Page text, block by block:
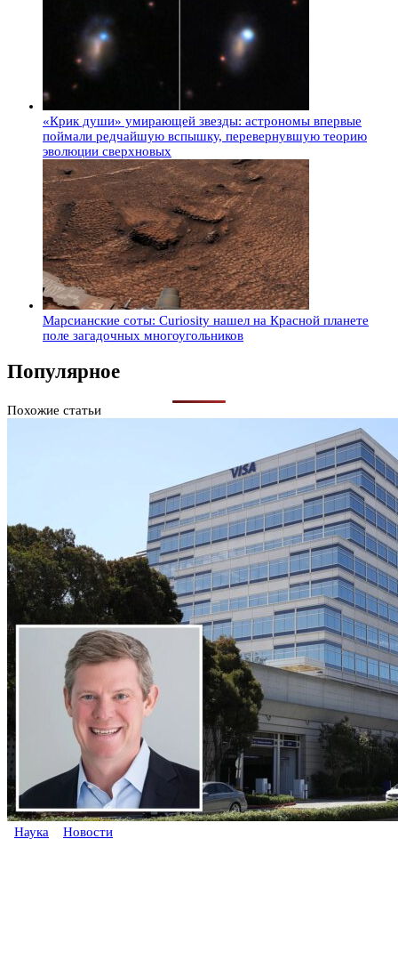
«Крик души» умирающей звезды: астрономы впервые
поймали редчайшую вспышку, перевернувшую теорию
эволюции сверхновых
Марсианские соты: Curiosity нашел на Красной планете
поле загадочных многоугольников
Популярное
Похожие статьи
Наука Новости